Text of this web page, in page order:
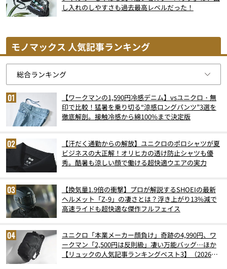
し入れのしやすさも過去最高レベルだった！
モノマックス 人気記事ランキング
【ワークマンの1,590円冷感デニム】vsユニクロ・無
印で比較！猛暑を乗り切る“涼感ロングパンツ”3選を
徹底解剖。接触冷感から綿100%まで決定版
【汗だく通勤からの解放】ユニクロのポロシャツが夏
ビジネスの大正解！オリヒカの透け防止シャツも優
秀。酷暑も涼しい顔で働ける超快適ウエアの実力
【換気量1.9倍の衝撃】プロが解説するSHOEIの最新
ヘルメット「Z-9」の凄さとは？浮き上がり13%減で
高速ライドも超快適な傑作フルフェイス
ユニクロ「本業メーカー顔負け」奇跡の4,990円、ワ
ークマン「2,500円は反則級」凄い万能バッグ…ほか
【リュックの人気記事ランキングベスト3】（2026年